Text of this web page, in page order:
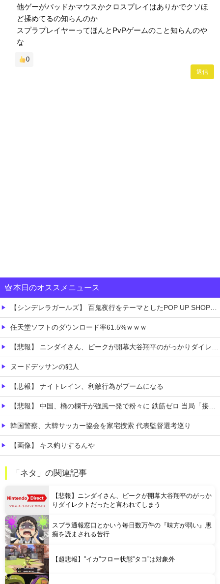
他ゲーがパッドかマウスかクロスプレイはありかでクソほ
ど揉めてるの知らんのか
スプラプレイヤーってほんとPvPゲームのこと知らんのや
な
0
返信
本日のオススメニュース
【シンデレラガールズ】 百鬼夜行をテーマとしたPOP UP SHOPが東京・大阪にて開催
任天堂ソフトのダウンロード率61.5%ｗｗｗ
【悲報】 ニンダイさん、ピークが開幕大谷翔平のがっかりダイレクトだったと言われてしまう
ヌードデッサンの犯人
【悲報】 ナイトレイン、利敵行為がブームになる
【悲報】 中国、橋の欄干が強風一発で粉々に 鉄筋ゼロ 当局「接着剤でくっつけただけ」「正常で、品質問題はない」
韓国警察、大韓サッカー協会を家宅捜索 代表監督選考巡り
【画像】 キス釣りするんや
Powered by livedoor 相互RSS
「ネタ」の関連記事
【悲報】ニンダイさん、ピークが開幕大谷翔平のがっか
りダイレクトだったと言われてしまう
スプラ通報窓口とかいう毎日数万件の『味方が弱い』愚
痴を読まされる苦行
【超悲報】”イカ”フロー状態”タコ”は対象外